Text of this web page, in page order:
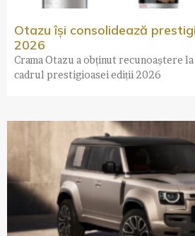
Otazu își consolidează
2026
Crama Otazu a obținut recunoaștere
cadrul prestigioasei ediții 2026